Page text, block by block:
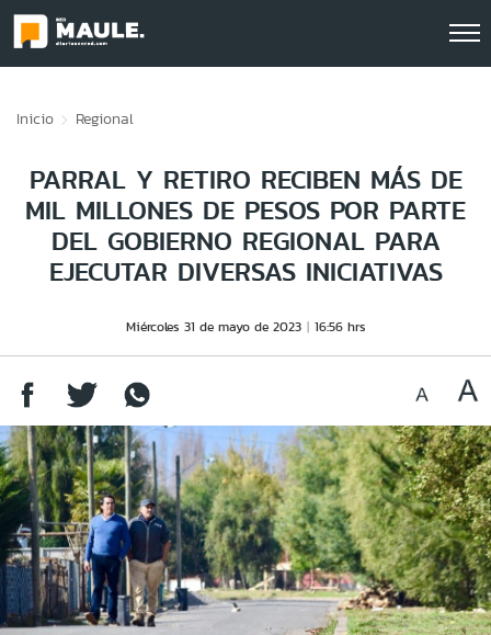
Inicio Regional
PARRAL Y RETIRO RECIBEN MÁS DE
MIL MILLONES DE PESOS POR PARTE
DEL GOBIERNO REGIONAL PARA
EJECUTAR DIVERSAS INICIATIVAS
Miércoles 31 de mayo de 2023 16:56 hrs